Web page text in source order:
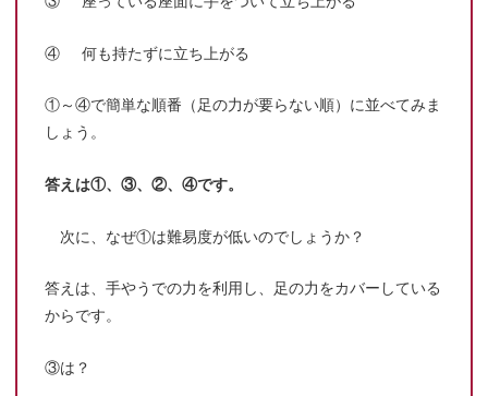
④ 何も持たずに立ち上がる
①～④で簡単な順番（足の力が要らない順）に並べてみま
しょう。
答えは①、③、②、④です。
次に、なぜ①は難易度が低いのでしょうか？
答えは、手やうでの力を利用し、足の力をカバーしている
からです。
③は？